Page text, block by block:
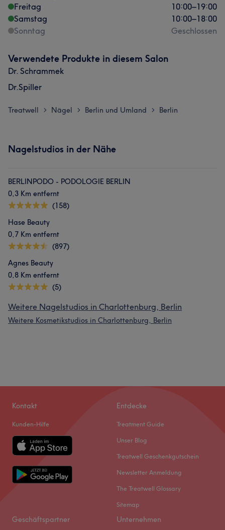
Freitag
10:00–19:00
Samstag
10:00–18:00
Sonntag
Geschlossen
Verwendete Produkte in diesem Salon
Dr. Schrammek
Dr.Spiller
Treatwell > Nägel > Berlin und Umland > Berlin
Nagelstudios in der Nähe
BERLINPODO - PODOLOGIE BERLIN
0,3 Km entfernt
(158)
Hase Beauty
0,7 Km entfernt
(897)
Agnes Beauty
0,8 Km entfernt
(5)
Weitere Nagelstudios in Charlottenburg, Berlin
Weitere Kosmetikstudios in Charlottenburg, Berlin
Kontakt
Kunden-Hilfe
Entdecke
Treatment Guide
Unser Blog
Treatwell Geschenkgutschein
Newsletter Anmeldung
The Treatwell Glossary
Sitemap
Geschäftspartner Unternehmen